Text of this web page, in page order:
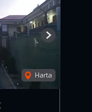
Harta
Next